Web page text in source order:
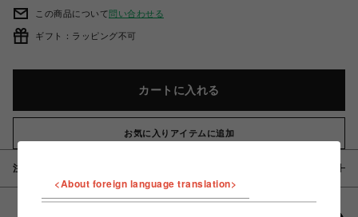
この商品について問い合わせる
ギフト：ラッピング不可
カートに入れる
お気に入りアイテムに追加
注意事項
<About foreign language translation>